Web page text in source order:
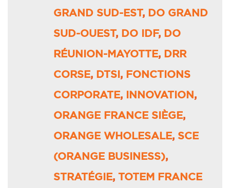
GRAND SUD-EST , DO GRAND
SUD-OUEST , DO IDF, DO
RÉUNION-MAYOTTE, DRR
CORSE, DTSI , FONCTIONS
CORPORATE, INNOVATION ,
ORANGE FRANCE SIÈGE,
ORANGE WHOLESALE, SCE
(ORANGE BUSINESS),
STRATÉGIE, TOTEM FRANCE